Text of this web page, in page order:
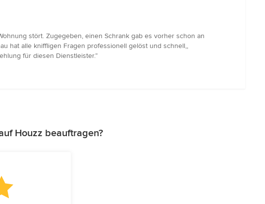
stört. Zugegeben, einen Schrank gab es vorher schon an
hat alle kniffligen Fragen professionell gelöst und schnell,,
für diesen Dienstleister.”
Houzz beauftragen?